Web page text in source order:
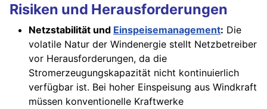
Risiken und Herausforderungen
Netzstabilität und Einspeisemanagement: Die
volatile Natur der Windenergie stellt Netzbetreiber
vor Herausforderungen, da die
Stromerzeugungskapazität nicht kontinuierlich
verfügbar ist. Bei hoher Einspeisung aus Windkraft
müssen konventionelle Kraftwerke